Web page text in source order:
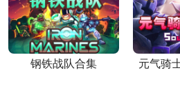
钢铁战队合集 元气骑